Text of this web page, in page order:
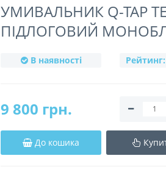
УМИВАЛЬНИК Q-TAP
ПІДЛОГОВИЙ
В наявності Рейтинг:
9 800 грн.
До кошика